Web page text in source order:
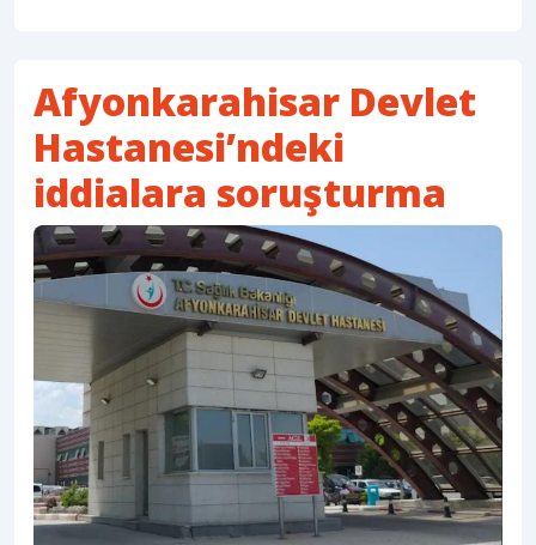
Afyonkarahisar Devlet
Hastanesi’ndeki
iddialara soruşturma